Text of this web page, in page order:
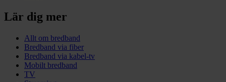
Lär dig mer
Allt om bredband
Bredband via fiber
Bredband via kabel-tv
Mobilt bredband
TV